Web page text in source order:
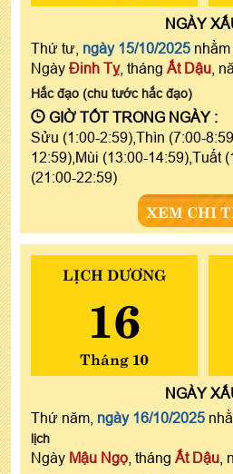
NGÀY
Thứ tư, ngày 15/10/2025
Ngày Đinh Tỵ, tháng Ất Dậu ,
Hắc đạo (chu tước hắc đạo)
GIỜ TỐT TRONG NGÀY :
Sửu (1:00-2:59),Thìn (7:00-
12:59),Mùi (13:00-14:59),Tuất
(21:00-22:59)
XEM CHI
LỊCH DƯƠNG
16
Tháng 10
NGÀY
Thứ năm, ngày 16/10/2025
lịch
Ngày Mậu Ngọ , tháng Ất Dậu ,